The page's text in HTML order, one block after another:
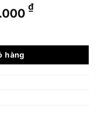
₫.
₫Giá
là:
A-325PS số lượng
hàng